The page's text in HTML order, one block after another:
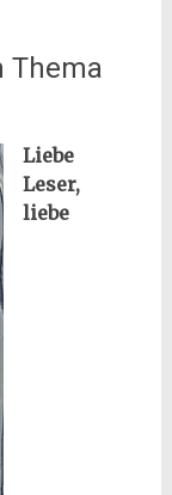
Thema
Liebe
Leser,
liebe